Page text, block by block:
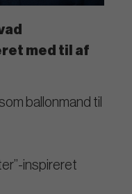
med til af
ballonmand til
inspireret